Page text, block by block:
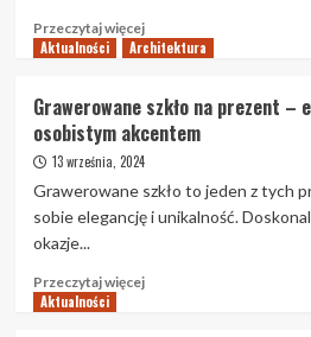
naturalnego
Przeczytaj więcejPrzeczytaj
więcej
próżniowe
–
niezastąpione
urządzenie
przemyśle
Aktualności Architektura
Grawerowane szkło na prezent –
osobistym akcentem
13 września, 2024
Grawerowane szkło to jeden z tych
sobie elegancję i unikalność.
okazje...
Przeczytaj więcejPrzeczytaj
Aktualności